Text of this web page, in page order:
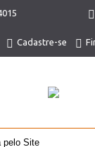
Cadastre-se